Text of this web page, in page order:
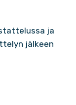
ja
jälkeen